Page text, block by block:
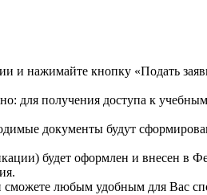
нажимайте кнопку «Подать
получения доступа к учебным
документы будут
будет оформлен и внесен в
любым удобным для Вас